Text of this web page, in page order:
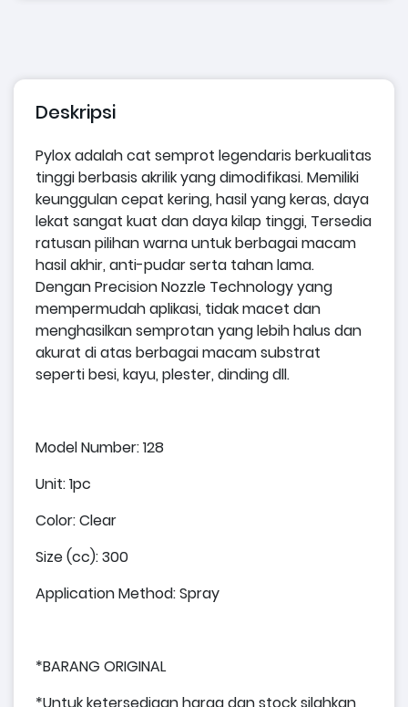
Deskripsi
Pylox adalah cat semprot legendaris berkualitas
tinggi berbasis akrilik yang dimodifikasi. Memiliki
keunggulan cepat kering, hasil yang keras, daya
lekat sangat kuat dan daya kilap tinggi, Tersedia
ratusan pilihan warna untuk berbagai macam
hasil akhir, anti-pudar serta tahan lama.
Dengan Precision Nozzle Technology yang
mempermudah aplikasi, tidak macet dan
menghasilkan semprotan yang lebih halus dan
akurat di atas berbagai macam substrat
seperti besi, kayu, plester, dinding dll.
Model Number: 128
Unit: 1pc
Color: Clear
Size (cc): 300
Application Method: Spray
*BARANG ORIGINAL
*Untuk ketersediaan harga dan stock silahkan